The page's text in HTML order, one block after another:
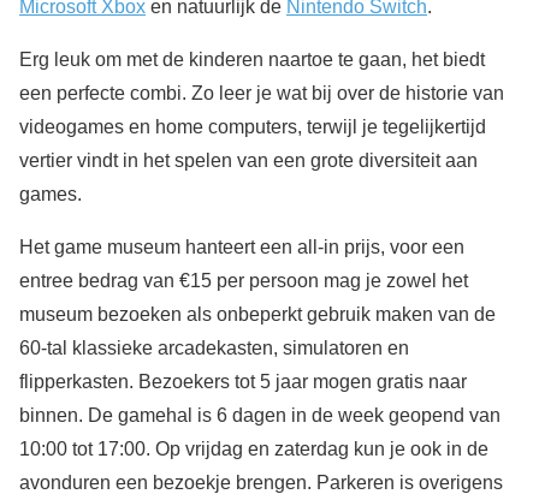
Microsoft Xbox en natuurlijk de Nintendo Switch.
Erg leuk om met de kinderen naartoe te gaan, het biedt
een perfecte combi. Zo leer je wat bij over de historie van
videogames en home computers, terwijl je tegelijkertijd
vertier vindt in het spelen van een grote diversiteit aan
games.
Het game museum hanteert een all-in prijs, voor een
entree bedrag van €15 per persoon mag je zowel het
museum bezoeken als onbeperkt gebruik maken van de
60-tal klassieke arcadekasten, simulatoren en
flipperkasten. Bezoekers tot 5 jaar mogen gratis naar
binnen. De gamehal is 6 dagen in de week geopend van
10:00 tot 17:00. Op vrijdag en zaterdag kun je ook in de
avonduren een bezoekje brengen. Parkeren is overigens